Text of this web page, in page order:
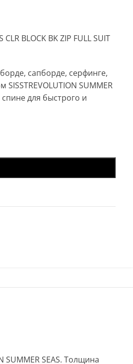
BLOCK BK ZIP FULL SUIT
сапборде, серфинге,
SUMMER
для быстрого и
SEAS. Толщина